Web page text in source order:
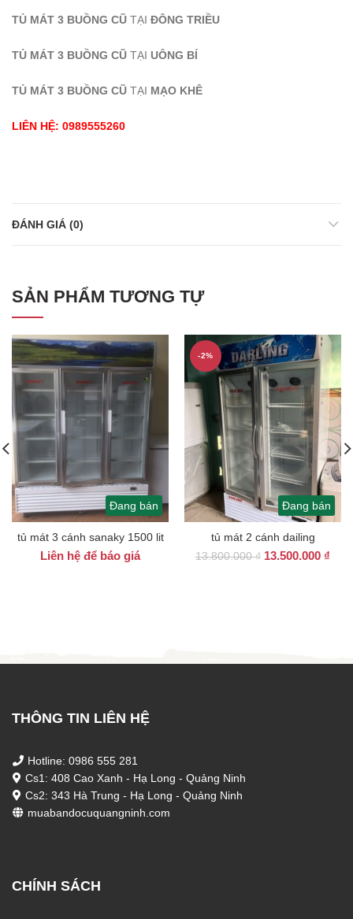
TỦ MÁT 3 BUỒNG CŨ TẠI ĐÔNG TRIỀU
TỦ MÁT 3 BUỒNG CŨ TẠI UÔNG BÍ
TỦ MÁT 3 BUỒNG CŨ TẠI MẠO KHÊ
LIÊN HỆ: 0989555260
ĐÁNH GIÁ (0)
SẢN PHẨM TƯƠNG TỰ
Đang bán
tủ mát 3 cánh sanaky 1500 lit
Liên hệ để báo giá
Đang bán
-2%
tủ mát 2 cánh dailing
13.800.000₫ Giá
13.500.000 ₫
THÔNG TIN LIÊN HỆ
Hotline: 0986 555 281
Cs1: 408 Cao Xanh - Hạ Long - Quảng Ninh
Cs2: 343 Hà Trung - Hạ Long - Quảng Ninh
muabandocuquangninh.com
CHÍNH SÁCH